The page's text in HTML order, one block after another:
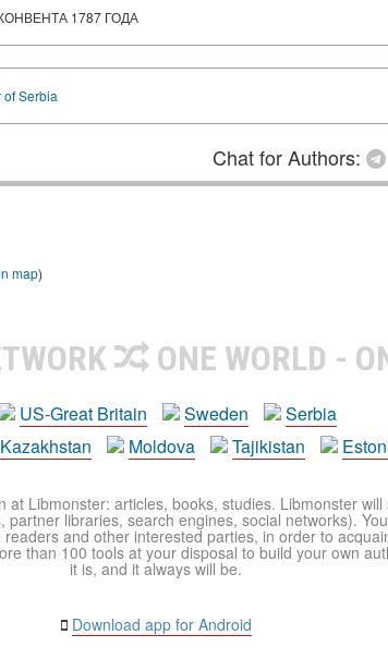
1787 ГОДА
of Serbia
Chat for Authors:
map)
ONE WORLD -
US-Great Britain Sweden
Serbia
Kazakhstan Moldova Tajikistan
at Libmonster: articles, books, studies. Libmonster
libraries, search engines, social networks).
and other interested parties, in order to
than 100 tools at your disposal to build your own
it is, and it always will be.
Download app for Android